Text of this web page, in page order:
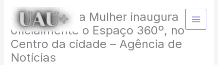
conteúdo
Secretaria da Mulher inaugura
oficialmente o Espaço 360º, no
Centro da cidade – Agência de
Notícias